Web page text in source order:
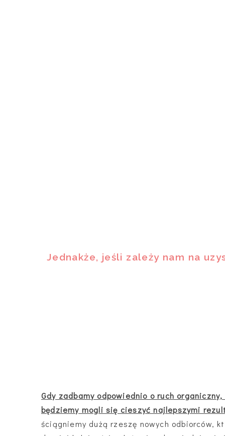
Jednakże, jeśli zależy nam na
Gdy zadbamy odpowiednio o ruch
będziemy mogli się cieszyć najlepszymi
ściągniemy dużą rzeszę nowych odbiorców,